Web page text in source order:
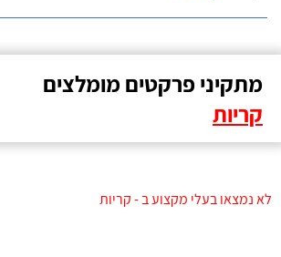
מתקיני פרקטים מומלצים
קריות
לא נמצאו בעלי מקצוע ב - קריות